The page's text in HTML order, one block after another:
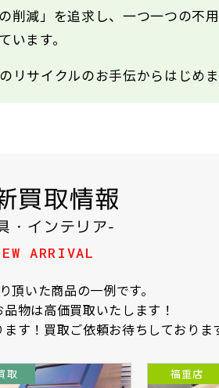
削減」を追求し、一つ一つの不
ます。
リサイクルのお手伝からはじめ
買取情報
・インテリア-
ARRIVAL
頂いた商品の一例です。
物は高価買取いたします！
す！買取ご依頼お待ちしておりま
取 福重店